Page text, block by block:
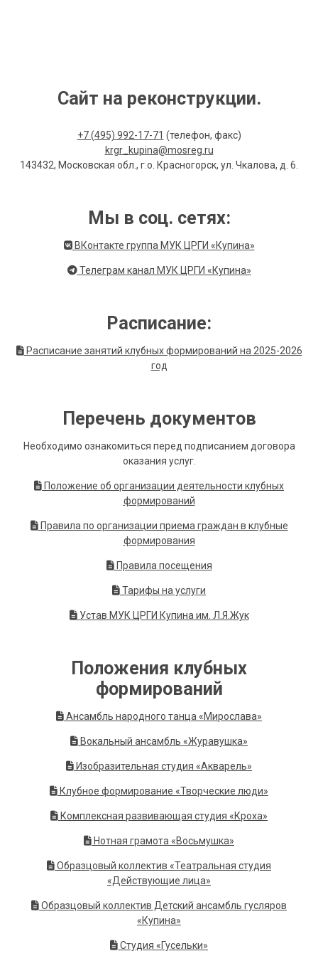
Сайт на реконструкции.
+7 (495) 992-17-71 (телефон, факс)
krgr_kupina@mosreg.ru
143432, Московская обл., г.о. Красногорск, ул. Чкалова, д. 6.
Мы в соц. сетях:
ВКонтакте группа МУК ЦРГИ «Купина»
Телеграм канал МУК ЦРГИ «Купина»
Расписание:
Расписание занятий клубных формирований на 2025-2026
год
Перечень документов
Необходимо ознакомиться перед подписанием договора
оказания услуг.
Положение об организации деятельности клубных
формирований
Правила по организации приема граждан в клубные
формирования
Правила посещения
Тарифы на услуги
Устав МУК ЦРГИ Купина им. Л.Я.Жук
Положения клубных
формирований
Ансамбль народного танца «Мирослава»
Вокальный ансамбль «Журавушка»
Изобразительная студия «Акварель»
Клубное формирование «Творческие люди»
Комплексная развивающая студия «Кроха»
Нотная грамота «Восьмушка»
Образцовый коллектив «Театральная студия
«Действующие лица»
Образцовый коллектив Детский ансамбль гусляров
«Купина»
Студия «Гусельки»